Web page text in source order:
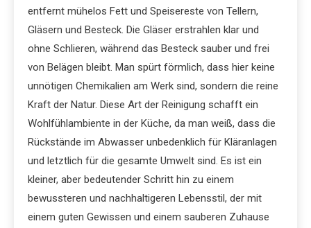
entfernt mühelos Fett und Speisereste von Tellern,
Gläsern und Besteck. Die Gläser erstrahlen klar und
ohne Schlieren, während das Besteck sauber und frei
von Belägen bleibt. Man spürt förmlich, dass hier keine
unnötigen Chemikalien am Werk sind, sondern die reine
Kraft der Natur. Diese Art der Reinigung schafft ein
Wohlfühlambiente in der Küche, da man weiß, dass die
Rückstände im Abwasser unbedenklich für Kläranlagen
und letztlich für die gesamte Umwelt sind. Es ist ein
kleiner, aber bedeutender Schritt hin zu einem
bewussteren und nachhaltigeren Lebensstil, der mit
einem guten Gewissen und einem sauberen Zuhause